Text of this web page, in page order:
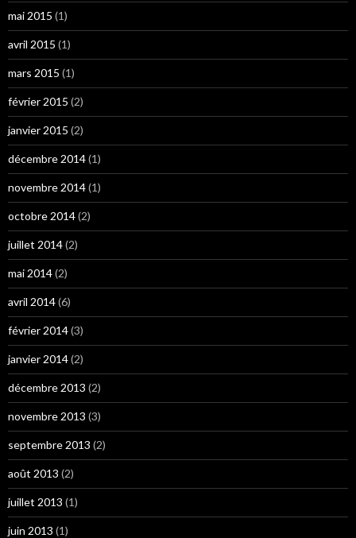
mai 2015 (1)
avril 2015 (1)
mars 2015 (1)
février 2015 (2)
janvier 2015 (2)
décembre 2014(1)
novembre 2014(1)
octobre 2014(2)
juillet 2014(2)
mai 2014(2)
avril 2014(6)
février 2014(3)
janvier 2014(2)
décembre 2013 (2)
novembre 2013 (3)
septembre 2013 (2)
août 2013 (2)
juillet 2013 (1)
juin 2013 (1)